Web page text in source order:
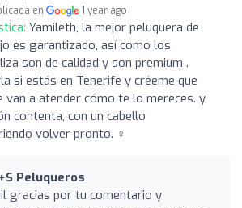
en 1 year ago
Yamileth, la mejor peluquera de
es garantizado, así como los
son de calidad y son premium .
si estás en Tenerife y créeme que
van a atender cómo te lo mereces. y
contenta, con un cabello
volver pronto. ‍♀️
Peluqueros
gracias por tu comentario y